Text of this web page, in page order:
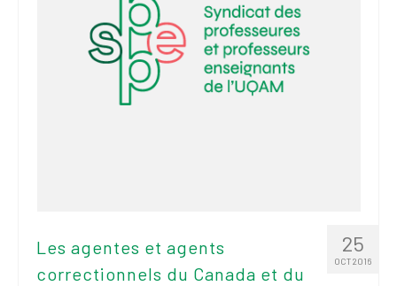
Statuts et
règlements
Politiques
notre valorisation
25
OCT 2016
Les agentes et agents
correctionnels du Canada et du